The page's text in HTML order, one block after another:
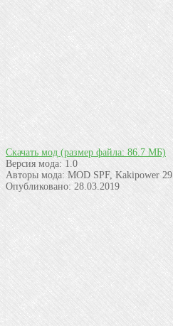
Скачать мод (размер файла: 86.7 МБ)
Версия мода: 1.0
Авторы мода: MOD SPF, Kakipower 29
Опубликовано:28.03.2019